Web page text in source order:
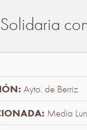
Ayto. de Berriz
Media